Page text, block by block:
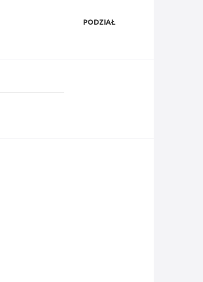
PODZIAŁ